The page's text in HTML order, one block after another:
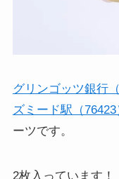
グリンゴッツ銀行（
ズミード駅（76423
ーツです。
2枚入っています！